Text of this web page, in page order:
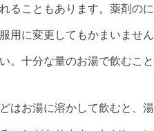
ることもあります。薬剤の
用に変更してもかまいませ
。十分な量のお湯で飲むこ
はお湯に溶かして飲むと、